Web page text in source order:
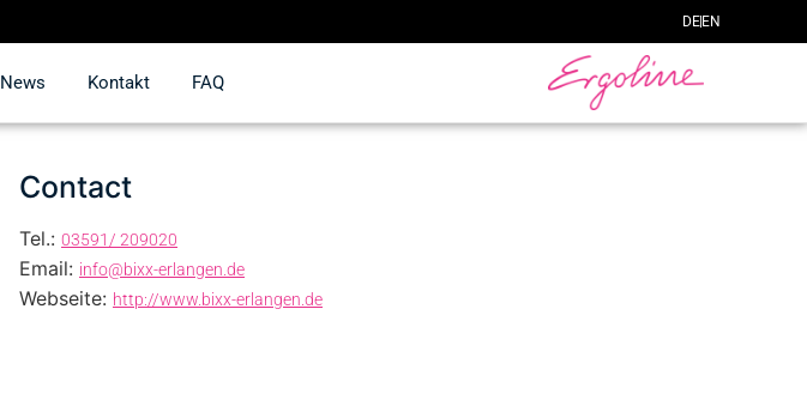
DEEN
News Kontakt FAQ
Contact
Tel.: 03591/ 209020
Email: info@bixx-erlangen.de
Webseite: http://www.bixx-erlangen.de